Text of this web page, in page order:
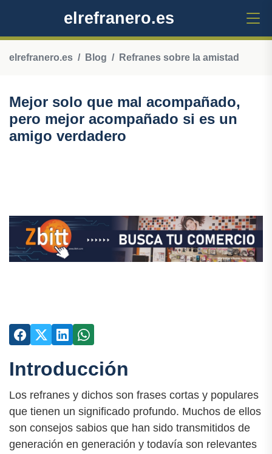
elrefranero.es
elrefranero.es Blog Refranes sobre la amistad
Mejor solo que mal acompañado,
pero mejor acompañado si es un
amigo verdadero
Introducción
Los refranes y dichos son frases cortas y populares
que tienen un significado profundo. Muchos de ellos
son consejos sabios que han sido transmitidos de
generación en generación y todavía son relevantes